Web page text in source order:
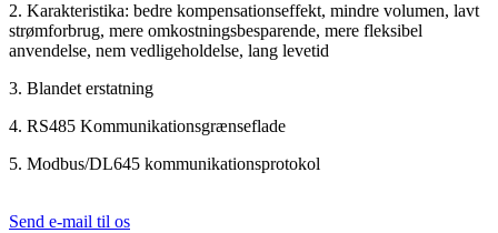
2. Karakteristika: bedre kompensationseffekt, mindre volumen, lavt
strømforbrug, mere omkostningsbesparende, mere fleksibel
anvendelse, nem vedligeholdelse, lang levetid
3. Blandet erstatning
4. RS485 Kommunikationsgrænseflade
5. Modbus/DL645 kommunikationsprotokol
Send e-mail til os